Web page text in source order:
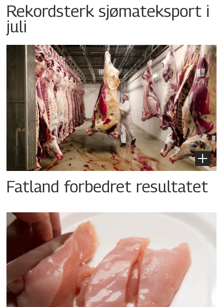
Rekordsterk sjømateksport i
juli
Fatland forbedret resultatet